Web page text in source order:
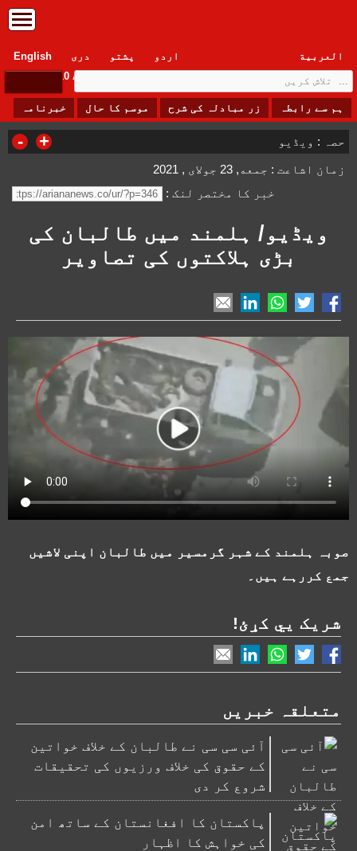
English دری پشتو العربیة
اردو
Monday, 10 August , 2026
ہم سے رابطہ زر مبادلہ کی شرح موسم کا حال خبرنامہ
حصہ : ویڈیو - +
زمان اشاعت : جمعه, 23 جولای , 2021
خبر کا مختصر لنک :
ویڈیو/ ہلمند میں طالبان کی
بڑی ہلاکتوں کی تصاویر
صوبہ ہلمند کے شہر گرمسیر میں طالبان اپنی لاشیں
جمع کررہے ہیں۔
شریک یي کړئ!
متعلقہ خبریں
آئی سی سی نے طالبان کے خلاف خواتین
کے حقوق کی خلاف ورزیوں کی تحقیقات
شروع کر دی
پاکستان کا افغانستان کے ساتھ امن
کی خواہش کا اظہار